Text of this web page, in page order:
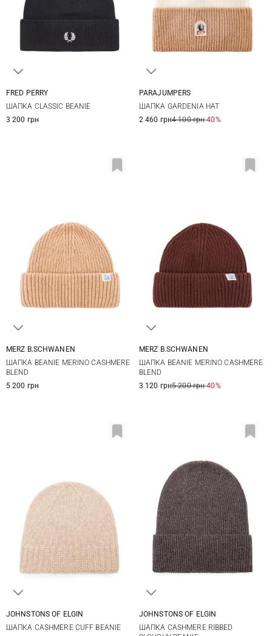
FRED PERRY
ШАПКА CLASSIC BEANIE
3 200 грн
PARAJUMPERS
ШАПКА GARDENIA HAT
2 460 грн4 100 грн-40%
MERZ B.SCHWANEN
ШАПКА BEANIE MERINO CASHMERE
BLEND
5 200 грн
MERZ B.SCHWANEN
ШАПКА BEANIE MERINO CASHMERE
BLEND
3 120 грн5 200 грн-40%
JOHNSTONS OF ELGIN
ШАПКА CASHMERE CUFF BEANIE
JOHNSTONS OF ELGIN
ШАПКА CASHMERE RIBBED